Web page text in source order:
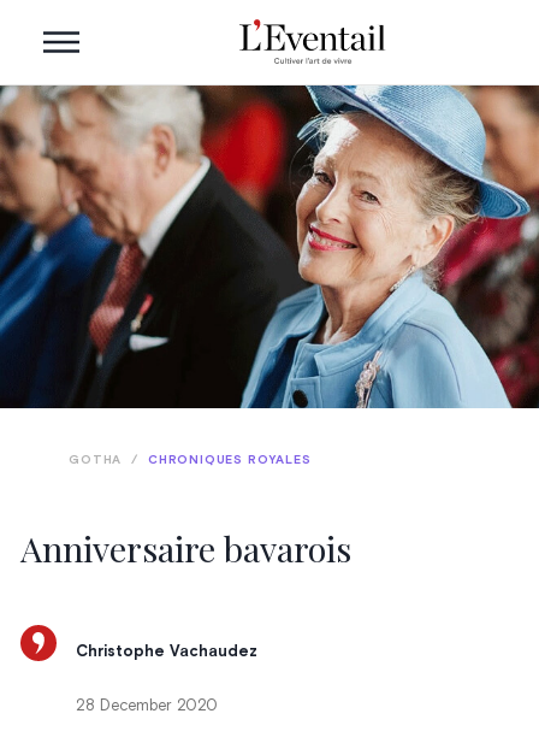
Anniversaire bavarois
GOTHA / CHRONIQUES ROYALES
Christophe Vachaudez
28 December 2020